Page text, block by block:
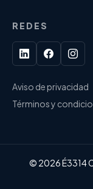
REDES
Aviso de privacidad
Términos y
© 2026É3314